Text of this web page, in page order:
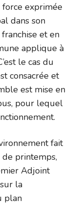
exprimée
dans son
et en
applique à
le cas du
consacrée et
est mise en
pour lequel
fait
de printemps,
Adjoint
la
plan